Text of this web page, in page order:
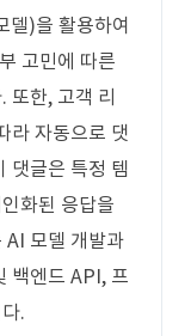
델)을 활용하여
고민에 따른
또한, 고객 리
라 자동으로 댓
댓글은 특정 템
화된 응답을
AI 모델 개발과
백엔드 API, 프
.